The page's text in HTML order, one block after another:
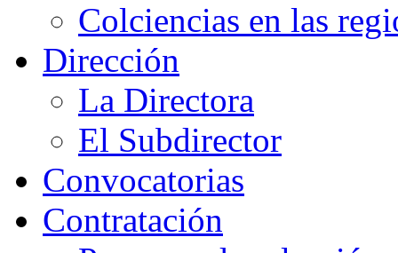
Colciencias en las
Dirección
La Directora
El Subdirector
Convocatorias
Contratación